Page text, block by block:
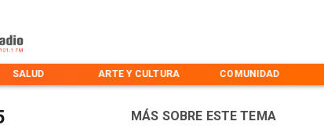
SALUD ARTE Y CULTURA COMUNIDAD
MÁS SOBRE ESTE TEMA